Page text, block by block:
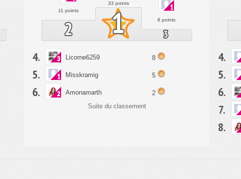
33 points
11 points
8 points
4. Licorne6259 8
5. Misskramig 5
6. Amonamarth
2
Suite du classement
4.
5.
6.
7.
8.